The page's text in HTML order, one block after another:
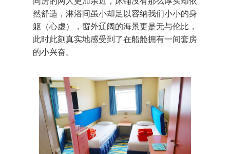
然舒适，淋浴间虽小却足以容纳我们小小的身
躯（心虚），窗外辽阔的海景更是无与伦比，
此时此刻真实地感受到了在船舱拥有一间套房
的小兴奋。